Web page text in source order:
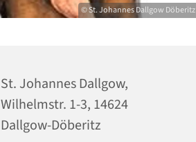
© St. Johannes Dallgow Döberitz
St. Johannes Dallgow,
Wilhelmstr. 1-3, 14624
Dallgow-Döberitz